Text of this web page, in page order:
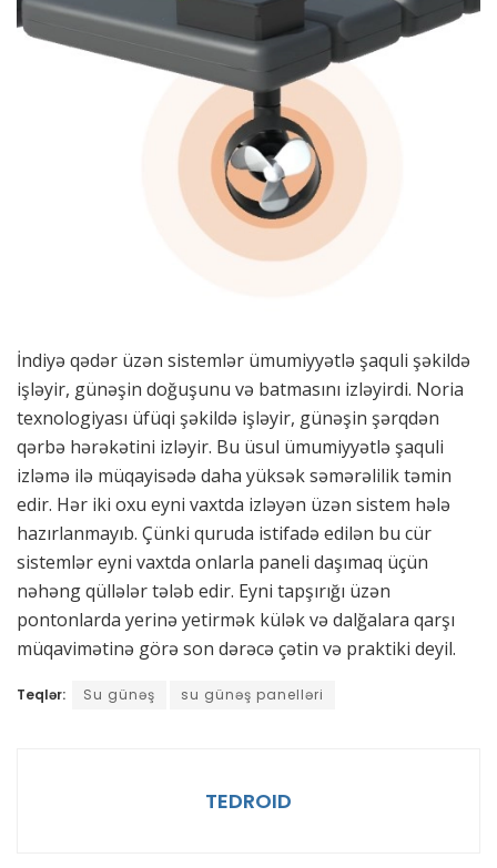
İndiyə qədər üzən sistemlər ümumiyyətlə şaquli şəkildə
işləyir, günəşin doğuşunu və batmasını izləyirdi. Noria
texnologiyası üfüqi şəkildə işləyir, günəşin şərqdən
qərbə hərəkətini izləyir. Bu üsul ümumiyyətlə şaquli
izləmə ilə müqayisədə daha yüksək səmərəlilik təmin
edir. Hər iki oxu eyni vaxtda izləyən üzən sistem hələ
hazırlanmayıb. Çünki quruda istifadə edilən bu cür
sistemlər eyni vaxtda onlarla paneli daşımaq üçün
nəhəng qüllələr tələb edir. Eyni tapşırığı üzən
pontonlarda yerinə yetirmək külək və dalğalara qarşı
müqavimətinə görə son dərəcə çətin və praktiki deyil.
Teqlər: Su günəş su günəş panelləri
TEDROID